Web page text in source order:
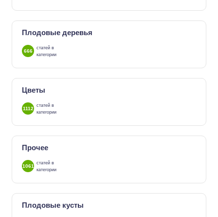
Плодовые деревья
666
статей в
категории
Цветы
1112
статей в
категории
Прочее
1061
статей в
категории
Плодовые кусты